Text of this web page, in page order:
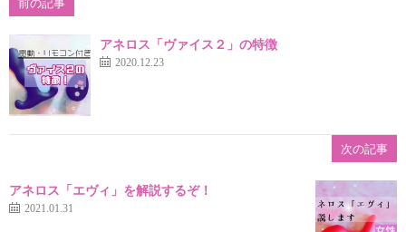
アネロス「ヴァイス２」の特徴
2020.12.23
次の記事
アネロス「エヴィ」を解説するぞ！
2021.01.31